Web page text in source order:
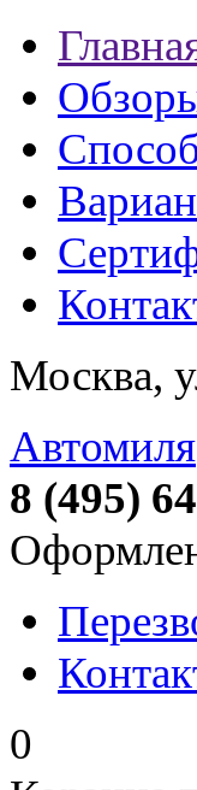
Москва,
Автомиля
8 (495)
0